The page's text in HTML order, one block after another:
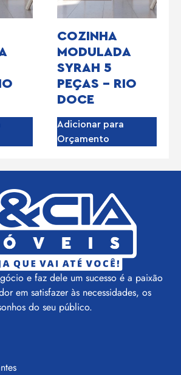
COZINHA
MODULADA
SYRAH 5
PEÇAS – RIO
DOCE
Adicionar para
Orçamento
e faz dele um sucesso é a paixão
em satisfazer às necessidades, os
do seu público.